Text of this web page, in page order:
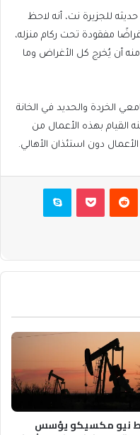
للجزيرة نت، أنه لاحظ
مفقودة تحت ركام منزله،
أن يُخرج كل الأغراض وما
الخردة والحديد في الخانة
القيام بهذه الأعمال من
دون استئذان الأهالي.
بوكيت سكايب
نيو مكسيكو يؤسس